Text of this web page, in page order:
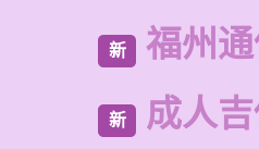
新 福州
新 成人